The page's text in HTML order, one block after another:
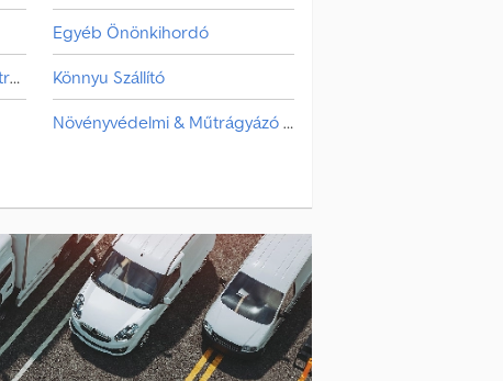
Egyéb Növényvédelmi & Műtrágyázó Gép
Egyéb Önönkihordó
Könnyu Szállító
Növényvédelmi & Műtrágyázó Gép
Ömlesztettanyag Konténer